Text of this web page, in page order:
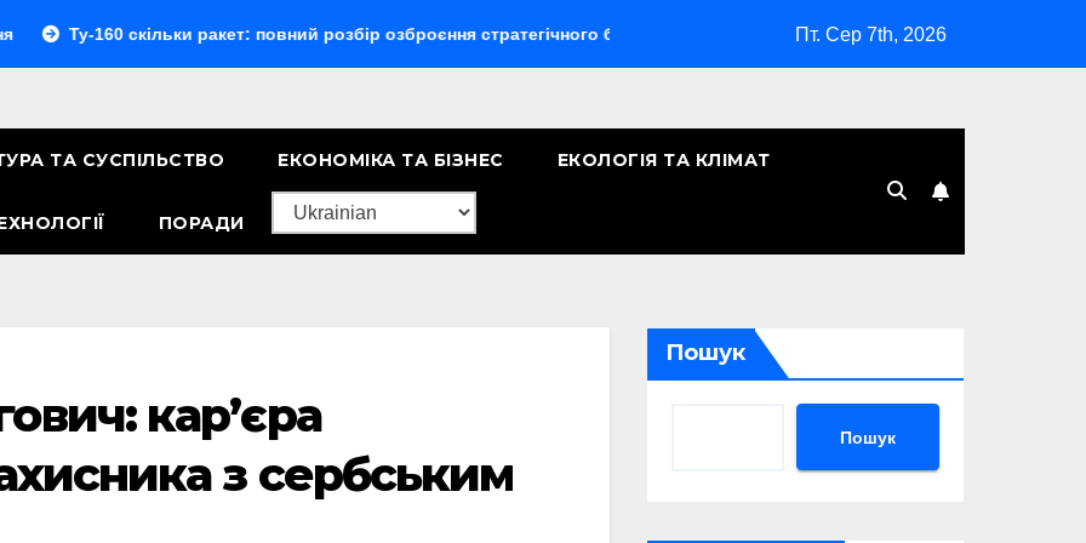
скільки ракет: повний розбір озброєння стратегічного бомбардувальника Скільки років Києву: символічна дата,
Пт. Сер 7th, 2026
ТА СУСПІЛЬСТВО ЕКОНОМІКА ТА БІЗНЕС ЕКОЛОГІЯ ТА КЛІМАТ
ПОРАДИ
кар’єра
з сербським
Пошук
Пошук